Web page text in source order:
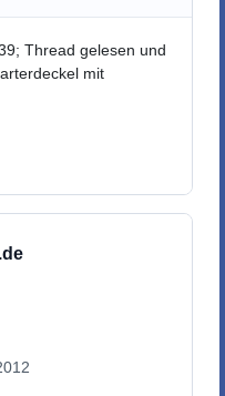
Thread gelesen und
mit